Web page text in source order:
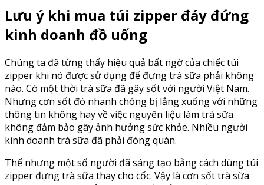
Lưu ý khi mua túi zipper đáy đứng
kinh doanh đồ uống
Chúng ta đã từng thấy hiệu quả bất ngờ của chiếc túi
zipper khi nó được sử dụng để đựng trà sữa phải không
nào. Có một thời trà sữa đã gây sốt với người Việt Nam.
Nhưng cơn sốt đó nhanh chóng bị lắng xuống với những
thông tin không hay về việc nguyên liệu làm trà sữa
không đảm bảo gây ảnh hưởng sức khỏe. Nhiều người
kinh doanh trà sữa đã phải đóng quán.
Thế nhưng một số người đã sáng tạo bằng cách dùng túi
zipper đựng trà sữa thay cho cốc. Vậy là cơn sốt trà sữa